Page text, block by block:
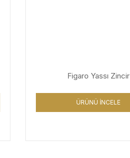
Figaro Yassı Zincir
ÜRÜNÜ İNCELE